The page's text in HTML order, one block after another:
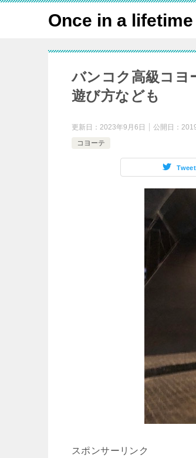
Once in a lifetime
バンコク高級コヨ
遊び方なども
更新日： 2023年9月6日 公開日：
コヨーテ
Tweet
スポンサーリンク